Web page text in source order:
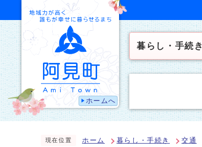
ホームへ
暮らし・手続き
現在位置 ホーム 暮らし・手続き 交通